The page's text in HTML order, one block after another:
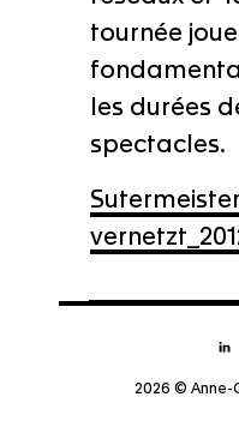
tournée
les durées
spectacles.
2026 © Anne-